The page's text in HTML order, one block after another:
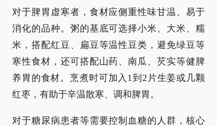
对于脾胃虚寒者，食材应侧重性味甘温、易于
消化的品种。粥的基底可选择小米、大米、糯
米，搭配红豆、扁豆等温性豆类，避免绿豆等
寒性食材，还可搭配山药、南瓜、芡实等健脾
养胃的食材。烹煮时可加入1到2片生姜或几颗
红枣，有助于辛温散寒、调和脾胃。
对于糖尿病患者等需要控制血糖的人群，核心